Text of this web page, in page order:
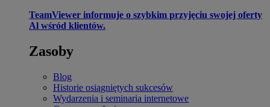
TeamViewer informuje o szybkim przyjęciu swojej oferty
Al wśród klientów.
Zasoby
Blog
Historie osiągniętych sukcesów
Wydarzenia i seminaria internetowe